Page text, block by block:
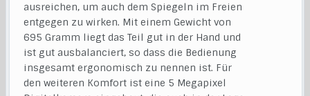
ausreichen, um auch dem Spiegeln im Freien
entgegen zu wirken. Mit einem Gewicht von
695 Gramm liegt das Teil gut in der Hand und
ist gut ausbalanciert, so dass die Bedienung
insgesamt ergonomisch zu nennen ist. Für
den weiteren Komfort ist eine 5 Megapixel